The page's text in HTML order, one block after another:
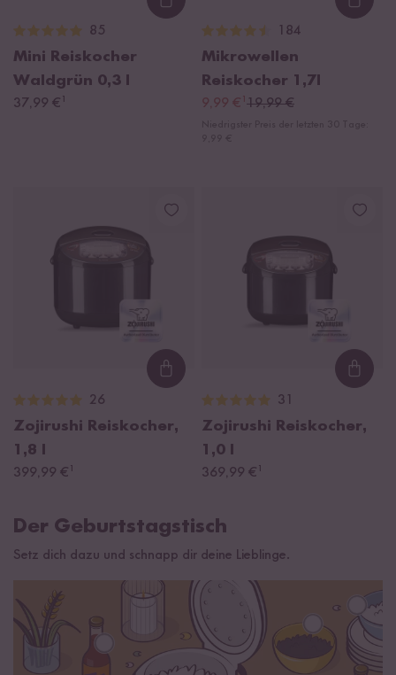
Loading...
85
Mini Reiskocher
Waldgrün 0,3 l
37,99 € ¹
184
Mikrowellen
Reiskocher 1,7l
9,99 € ¹19,99 €
Loading...
26
Zojirushi Reiskocher,
1,8 l
399,99 € ¹
31
Zojirushi Reiskocher,
1,0 l
369,99 € ¹
Der Geburtstagstisch
Setz dich dazu und schnapp dir deine Lieblinge.